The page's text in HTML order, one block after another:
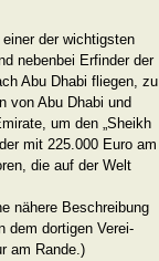
der wichtigsten
nebenbei Erfinder der
Abu Dhabi fliegen, zu
von Abu Dhabi und
um den „Sheikh
mit 225.000 Euro am
die auf der Welt
nähere Beschreibung
dem dortigen Verei­
am Rande.)